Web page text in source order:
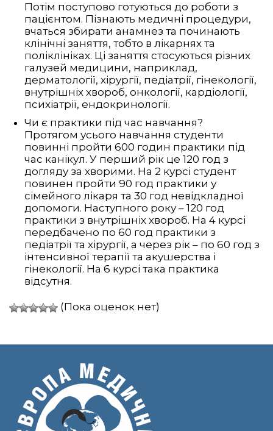
Потім поступово готуються до роботи з
пацієнтом. Пізнають медичні процедури,
вчаться збирати анамнез та починають
клінічні заняття, тобто в лікарнях та
поліклініках. Ці заняття стосуються різних
галузей медицини, наприклад,
дерматології, хірургії, педіатрії, гінекології,
внутрішніх хвороб, онкології, кардіології,
психіатрії, ендокринології.
Чи є практики під час навчання?
Протягом усього навчання студенти
повинні пройти 600 годин практики під
час канікул. У перший рік це 120 год з
догляду за хворими. На 2 курсі студент
повинен пройти 90 год практики у
сімейного лікаря та 30 год невідкладної
допомоги. Наступного року – 120 год
практики з внутрішніх хвороб. На 4 курсі
передбачено по 60 год практики з
педіатрії та хірургії, а через рік – по 60 год з
інтенсивної терапії та акушерства і
гінекології. На 6 курсі така практика
відсутня.
(Пока оценок нет)